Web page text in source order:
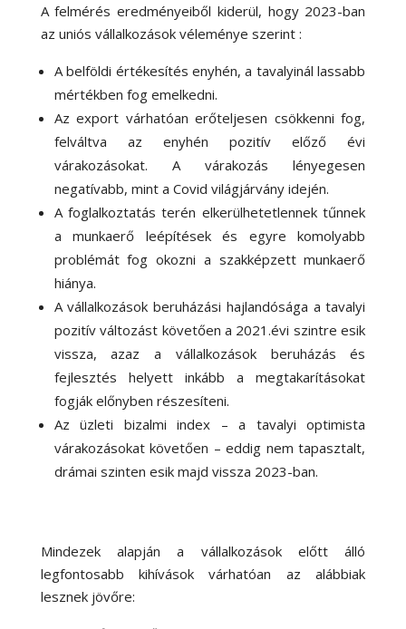
A felmérés eredményeiből kiderül, hogy 2023-ban
az uniós vállalkozások véleménye szerint :
A belföldi értékesítés enyhén, a tavalyinál lassabb
mértékben fog emelkedni.
Az export várhatóan erőteljesen csökkenni fog,
felváltva az enyhén pozitív előző évi
várakozásokat. A várakozás lényegesen
negatívabb, mint a Covid világjárvány idején.
A foglalkoztatás terén elkerülhetetlennek tűnnek
a munkaerő leépítések és egyre komolyabb
problémát fog okozni a szakképzett munkaerő
hiánya.
A vállalkozások beruházási hajlandósága a tavalyi
pozitív változást követően a 2021.évi szintre esik
vissza, azaz a vállalkozások beruházás és
fejlesztés helyett inkább a megtakarításokat
fogják előnyben részesíteni.
Az üzleti bizalmi index – a tavalyi optimista
várakozásokat követően – eddig nem tapasztalt,
drámai szinten esik majd vissza 2023-ban.
Mindezek alapján a vállalkozások előtt álló
legfontosabb kihívások várhatóan az alábbiak
lesznek jövőre: